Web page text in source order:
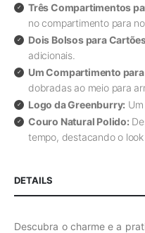
Três Compartimentos
no compartimento para
Dois Bolsos para
adicionais.
Um Compartimento para
dobradas ao meio para
Logo da Greenburry:
Couro Natural Polido:
tempo, destacando o look
DETAILS
Descubra o charme e a